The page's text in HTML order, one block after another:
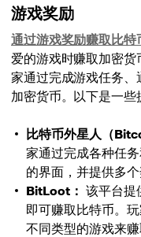
游戏奖励
通过游戏奖励赚取比特
爱的游戏时赚取加密
家通过完成游戏任务
加密货币。以下是一些
比特币外星人（
家通过完成各种任
的界面，并提供多个
BitLoot： 该平台提
即可赚取比特币。
不同类型的游戏来赚